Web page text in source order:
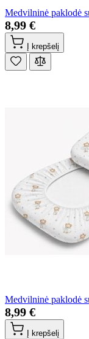
Medvilninė paklodė
8,99 €
Į krepšelį
Medvilninė paklodė
8,99 €
Į krepšelį